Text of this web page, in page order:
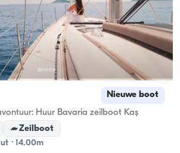
Nieuwe boot
Huur Bavaria zeilboot Kaş
Zeilboot
· 14.00m